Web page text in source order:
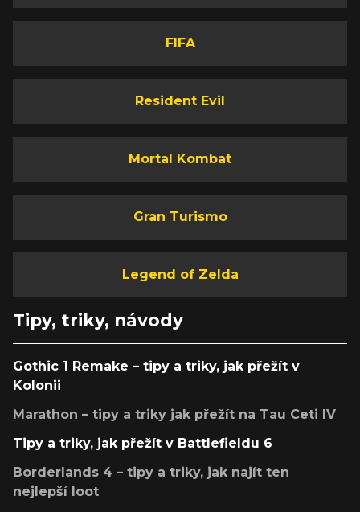
FIFA
Resident Evil
Mortal Kombat
Gran Turismo
Legend of Zelda
Tipy, triky, návody
Gothic 1 Remake – tipy a triky, jak přežít v
Kolonii
Marathon – tipy a triky jak přežít na Tau Ceti IV
Tipy a triky, jak přežít v Battlefieldu 6
Borderlands 4 – tipy a triky, jak najít ten
nejlepší loot